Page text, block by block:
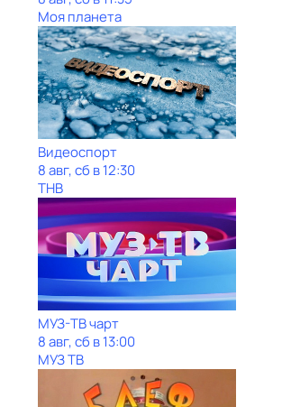
Моя планета
Видеоспорт
8 авг, сб в 12:30
ТНВ
МУЗ-ТВ чарт
8 авг, сб в 13:00
МУЗ ТВ